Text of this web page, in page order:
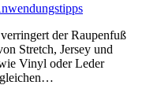
der Raupenfuß
Stretch, Jersey und
Vinyl oder Leder
gleichen…